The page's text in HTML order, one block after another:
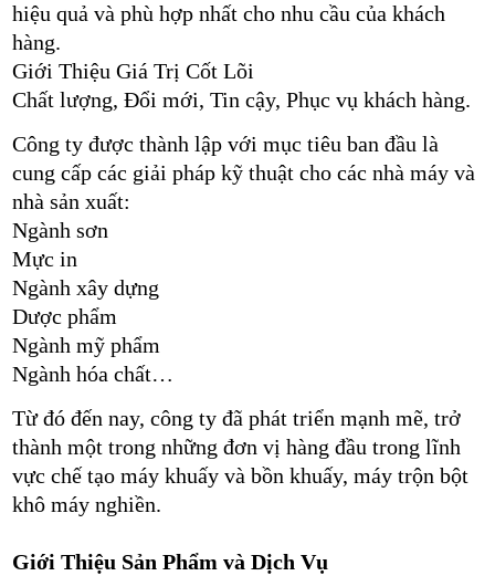
hiệu quả và phù hợp nhất cho nhu cầu của khách
hàng.
Giới Thiệu Giá Trị Cốt Lõi
Chất lượng, Đổi mới, Tin cậy, Phục vụ khách hàng.
Công ty được thành lập với mục tiêu ban đầu là
cung cấp các giải pháp kỹ thuật cho các nhà máy và
nhà sản xuất:
Ngành sơn
Mực in
Ngành xây dựng
Dược phẩm
Ngành mỹ phẩm
Ngành hóa chất…
Từ đó đến nay, công ty đã phát triển mạnh mẽ, trở
thành một trong những đơn vị hàng đầu trong lĩnh
vực chế tạo máy khuấy và bồn khuấy, máy trộn bột
khô máy nghiền.
Giới Thiệu Sản Phẩm và Dịch Vụ